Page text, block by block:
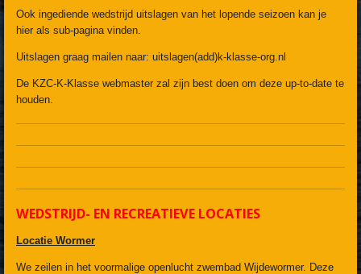
Ook ingediende wedstrijd uitslagen van het lopende seizoen kan je
hier als sub-pagina vinden.
Uitslagen graag mailen naar: uitslagen(add)k-klasse-org.nl
De KZC-K-Klasse webmaster zal zijn best doen om deze up-to-date te
houden.
WEDSTRIJD- EN RECREATIEVE LOCATIES
Locatie Wormer
We zeilen in het voormalige openlucht zwembad Wijdewormer. Deze